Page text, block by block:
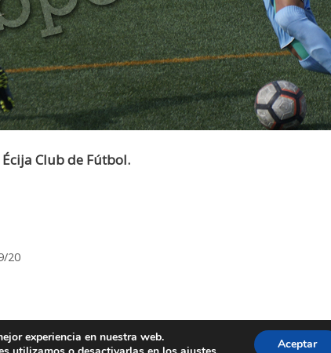
Club de Fútbol.
20
• Creado por @V3Rivera • Todos los derechos reservados
experiencia en nuestra web.
Aceptar